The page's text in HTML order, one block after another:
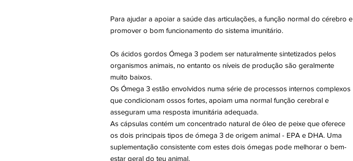
Para ajudar a apoiar a saúde das articulações, a função normal do cérebro e
promover o bom funcionamento do sistema imunitário.
Os ácidos gordos Ómega 3 podem ser naturalmente sintetizados pelos
organismos animais, no entanto os níveis de produção são geralmente
muito baixos.
Os Ómega 3 estão envolvidos numa série de processos internos complexos
que condicionam ossos fortes, apoiam uma normal função cerebral e
asseguram uma resposta imunitária adequada.
As cápsulas contém um concentrado natural de óleo de peixe que oferece
os dois principais tipos de ómega 3 de origem animal - EPA e DHA. Uma
suplementação consistente com estes dois ómegas pode melhorar o bem-
estar geral do teu animal.